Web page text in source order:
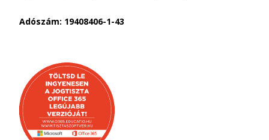
Adószám: 19408406-1-43